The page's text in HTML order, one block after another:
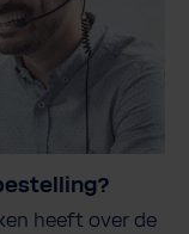
heeft over de